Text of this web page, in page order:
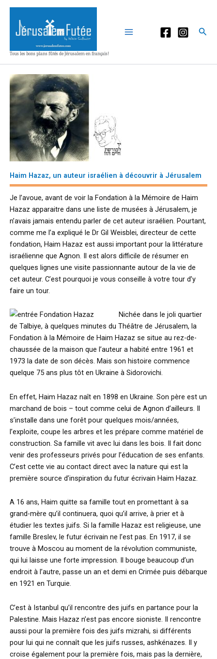
Aller
contenu
Tous les bons plans fûtés de Jérusalem en français!
Haim Hazaz, un auteur israélien à découvrir à Jérusalem
Je l’avoue, avant de voir la Fondation à la Mémoire de Haim
Hazaz apparaitre dans une liste de musées à Jérusalem, je
n’avais jamais entendu parler de cet auteur israélien. Pourtant,
comme me l’a expliqué le Dr Gil Weisblei, directeur de cette
fondation, Haim Hazaz est aussi important pour la littérature
israélienne que Agnon. Il est alors difficile de résumer en
quelques lignes une visite passionnante autour de la vie de
cet auteur. C’est pourquoi je vous conseille à votre tour d’y
faire un tour.
Nichée dans le joli quartier
de Talbiye, à quelques minutes du Théâtre de Jérusalem, la
Fondation à la Mémoire de Haim Hazaz se situe au rez-de-
chaussée de la maison que l’auteur a habité entre 1961 et
1973 la date de son décès. Mais son histoire commence
quelque 75 ans plus tôt en Ukraine à Sidorovichi.
En effet, Haim Hazaz naît en 1898 en Ukraine. Son père est un
marchand de bois – tout comme celui de Agnon d’ailleurs. Il
s’installe dans une forêt pour quelques mois/années,
l’exploite, coupe les arbres et les prépare comme matériel de
construction. Sa famille vit avec lui dans les bois. Il fait donc
venir des professeurs privés pour l’éducation de ses enfants.
C’est cette vie au contact direct avec la nature qui est la
première source d’inspiration du futur écrivain Haim Hazaz.
A 16 ans, Haim quitte sa famille tout en promettant à sa
grand-mère qu’il continuera, quoi qu’il arrive, à prier et à
étudier les textes juifs. Si la famille Hazaz est religieuse, une
famille Breslev, le futur écrivain ne l’est pas. En 1917, il se
trouve à Moscou au moment de la révolution communiste,
qui lui laisse une forte impression. Il bouge beaucoup d’un
endroit à l’autre, passe un an et demi en Crimée puis débarque
en 1921 en Turquie.
C’est à Istanbul qu’il rencontre des juifs en partance pour la
Palestine. Mais Hazaz n’est pas encore sioniste. Il rencontre
aussi pour la première fois des juifs mizrahi, si différents
pour lui qui ne connaît que les juifs russes, ashkénazes. Il y
croise également pour la première fois, mais pas la dernière,